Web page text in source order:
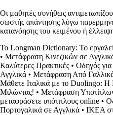
Οι μαθητές συνήθως
σωστής απάντησης λόγω
κατανόησης του κειμένου ή
Το Longman Dictionary: Το
• Μετάφραση Κινεζικών σε
Καλύτερες Πρακτικές • Οδηγός
Αγγλικά • Μετάφραση Από
Μάθετε Ιταλικά με το Duolingo: Η
Μιλώντας! • Μετάφραση
μεταφράσετε υπότιτλους online •
Πορτογαλικά σε Αγγλικά • IKEA